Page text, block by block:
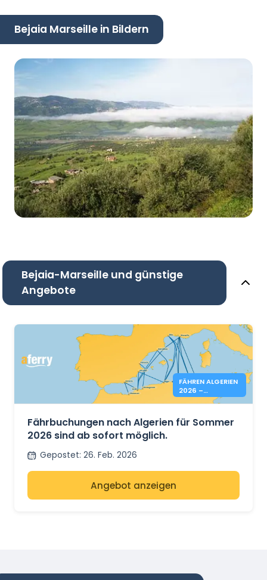
Bejaia Marseille in Bildern
Bejaia-Marseille und günstige
Angebote
FÄHREN ALGERIEN
2026 –
BUCHUNGEN
Fährbuchungen nach Algerien für Sommer
2026 sind ab sofort möglich.
Gepostet: 26. Feb. 2026
Angebot anzeigen